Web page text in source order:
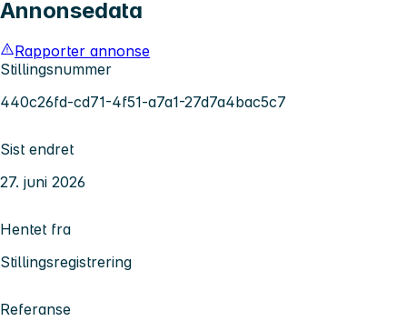
Annonsedata
Rapporter annonse
Stillingsnummer
440c26fd-cd71-4f51-a7a1-27d7a4bac5c7
Sist endret
27. juni 2026
Hentet fra
Stillingsregistrering
Referanse